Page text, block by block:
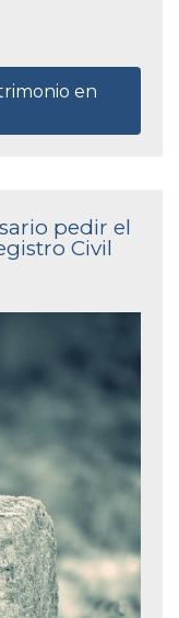
en
pedir el
Civil